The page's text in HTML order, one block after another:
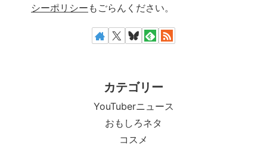
シーポリシー もごらんください。
カテゴリー
YouTuberニュース
おもしろネタ
コスメ